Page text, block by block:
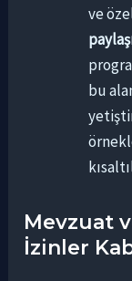
ve
bu
Mevzuat
İzinler